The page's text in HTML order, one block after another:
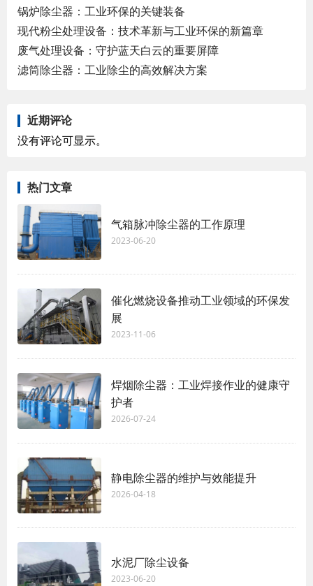
锅炉除尘器：工业环保的关键装备
现代粉尘处理设备：技术革新与工业环保的新篇章
废气处理设备：守护蓝天白云的重要屏障
滤筒除尘器：工业除尘的高效解决方案
近期评论
没有评论可显示。
热门文章
气箱脉冲除尘器的工作原理
2023-06-20
催化燃烧设备推动工业领域的环保发
展
2023-11-06
焊烟除尘器：工业焊接作业的健康守
护者
2026-07-24
静电除尘器的维护与效能提升
2026-04-18
水泥厂除尘设备
2023-06-20